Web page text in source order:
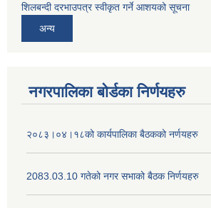
शिलबन्दी दरभाउपत्र स्वीकृत गर्ने आशयको सूचना
अन्य
नगरपालिका बोर्डका निर्णयहरु
२०८३।०४।१८को कार्यपालिका बैठकको नर्णयहरु
2083.03.10 गतेको नगर सभाको बैठक निर्णयहरु